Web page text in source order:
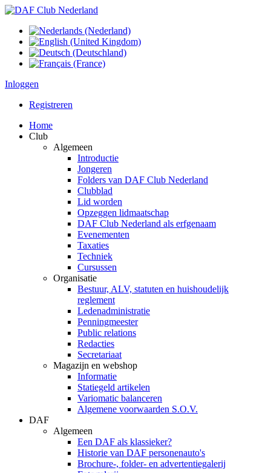
Inloggen
Registreren
Home
Club
Algemeen
Introductie
Jongeren
Folders van DAF Club Nederland
Clubblad
Lid worden
Opzeggen lidmaatschap
DAF Club Nederland als erfgenaam
Evenementen
Taxaties
Techniek
Cursussen
Organisatie
Bestuur, ALV, statuten en huishoudelijk
reglement
Ledenadministratie
Penningmeester
Public relations
Redacties
Secretariaat
Magazijn en webshop
Informatie
Statiegeld artikelen
Variomatic balanceren
Algemene voorwaarden S.O.V.
DAF
Algemeen
Een DAF als klassieker?
Historie van DAF personenauto's
Brochure-, folder- en advertentiegalerij